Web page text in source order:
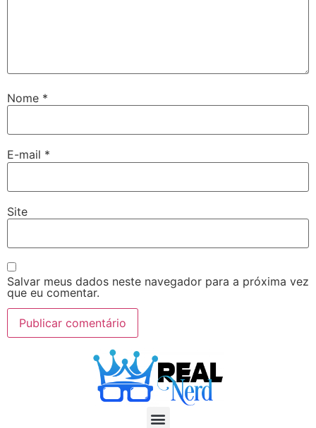
Nome *
E-mail *
Site
Salvar meus dados neste navegador para a próxima vez
que eu comentar.